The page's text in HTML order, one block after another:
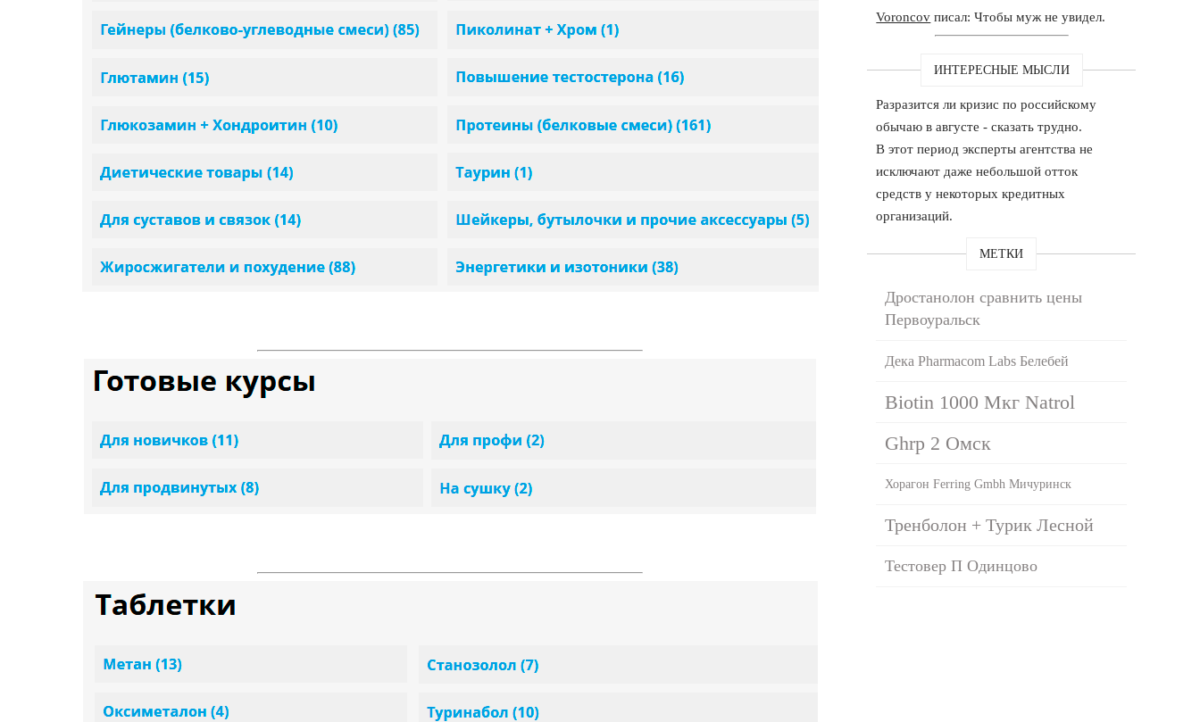
Voroncov писал: Чтобы муж не увидел.
ИНТЕРЕСНЫЕ МЫСЛИ
Разразится ли кризис по российскому
обычаю в августе - сказать трудно.
В этот период эксперты агентства не
исключают даже небольшой отток
средств у некоторых кредитных
организаций.
МЕТКИ
Дростанолон сравнить цены
Первоуральск
Дека Pharmacom Labs Белебей
Biotin 1000 Мкг Natrol
Ghrp 2 Омск
Хорагон Ferring Gmbh Мичуринск
Тренболон + Турик Лесной
Тестовер П Одинцово